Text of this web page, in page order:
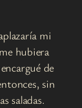
mi
hubiera
de
sin
saladas.